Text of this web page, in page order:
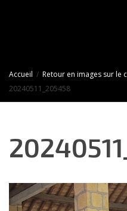
Accueil
Retour en images sur le
20240511_205458